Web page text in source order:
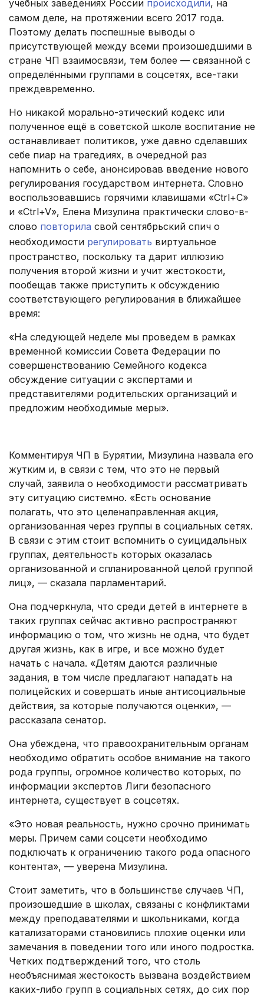
учебных заведениях России происходили, на
самом деле, на протяжении всего 2017 года.
Поэтому делать поспешные выводы о
присутствующей между всеми произошедшими в
стране ЧП взаимосвязи, тем более — связанной с
определёнными группами в соцсетях, все-таки
преждевременно.
Но никакой морально-этический кодекс или
полученное ещё в советской школе воспитание не
останавливает политиков, уже давно сделавших
себе пиар на трагедиях, в очередной раз
напомнить о себе, анонсировав введение нового
регулирования государством интернета. Словно
воспользовавшись горячими клавишами «Ctrl+C»
и «Ctrl+V», Елена Мизулина практически слово-в-
слово повторила свой сентябрьский спич о
необходимости регулировать виртуальное
пространство, поскольку та дарит иллюзию
получения второй жизни и учит жестокости,
пообещав также приступить к обсуждению
соответствующего регулирования в ближайшее
время:
«На следующей неделе мы проведем в рамках
временной комиссии Совета Федерации по
совершенствованию Семейного кодекса
обсуждение ситуации с экспертами и
представителями родительских организаций и
предложим необходимые меры».
Комментируя ЧП в Бурятии, Мизулина назвала его
жутким и, в связи с тем, что это не первый
случай, заявила о необходимости рассматривать
эту ситуацию системно. «Есть основание
полагать, что это целенаправленная акция,
организованная через группы в социальных сетях.
В связи с этим стоит вспомнить о суицидальных
группах, деятельность которых оказалась
организованной и спланированной целой группой
лиц», — сказала парламентарий.
Она подчеркнула, что среди детей в интернете в
таких группах сейчас активно распространяют
информацию о том, что жизнь не одна, что будет
другая жизнь, как в игре, и все можно будет
начать с начала. «Детям даются различные
задания, в том числе предлагают нападать на
полицейских и совершать иные антисоциальные
действия, за которые получаются оценки», —
рассказала сенатор.
Она убеждена, что правоохранительным органам
необходимо обратить особое внимание на такого
рода группы, огромное количество которых, по
информации экспертов Лиги безопасного
интернета, существует в соцсетях.
«Это новая реальность, нужно срочно принимать
меры. Причем сами соцсети необходимо
подключать к ограничению такого рода опасного
контента», — уверена Мизулина.
Стоит заметить, что в большинстве случаев ЧП,
произошедшие в школах, связаны с конфликтами
между преподавателями и школьниками, когда
катализаторами становились плохие оценки или
замечания в поведении того или иного подростка.
Четких подтверждений того, что столь
необъяснимая жестокость вызвана воздействием
каких-либо групп в социальных сетях, до сих пор